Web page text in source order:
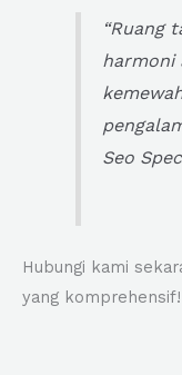
“Ruang
harmoni
Seo
Hubungi kami
yang komprehensif!